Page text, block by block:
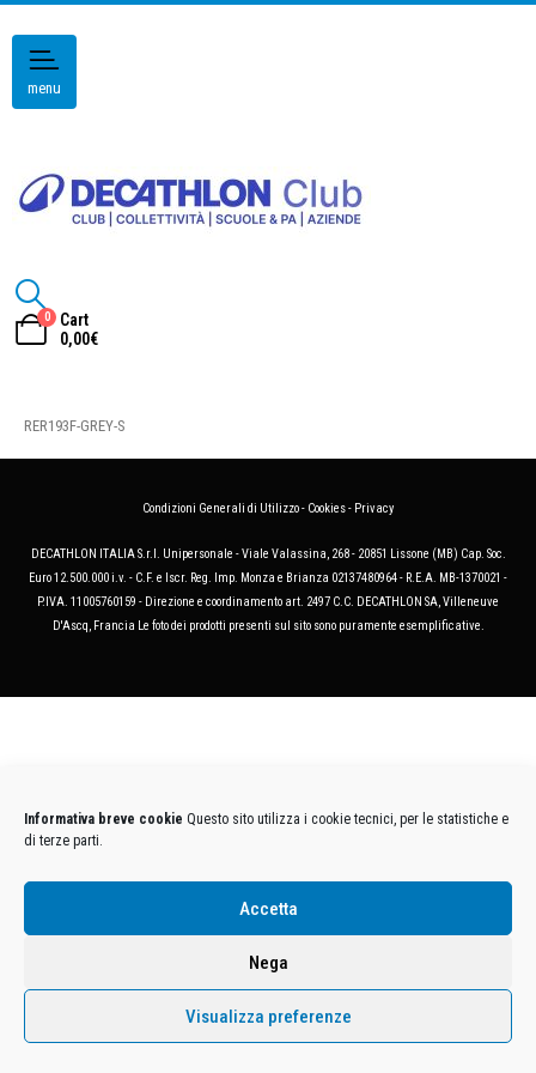
Informativa breve cookie Questo sito utilizza i cookie tecnici, per le statistiche e
di terze parti.
Accetta
Nega
Visualizza preferenze
menu
0
Cart
0,00€
RER193F-GREY-S
Condizioni Generali di Utilizzo- Cookies- Privacy
DECATHLON ITALIA S.r.l. Unipersonale - Viale Valassina, 268 - 20851 Lissone (MB) Cap. Soc.
Euro 12.500.000 i.v. - C.F. e Iscr. Reg. Imp. Monza e Brianza 02137480964 - R.E.A. MB-1370021 -
P.IVA. 11005760159 - Direzione e coordinamento art. 2497 C.C. DECATHLON SA, Villeneuve
D'Ascq, Francia Le foto dei prodotti presenti sul sito sono puramente esemplificative.